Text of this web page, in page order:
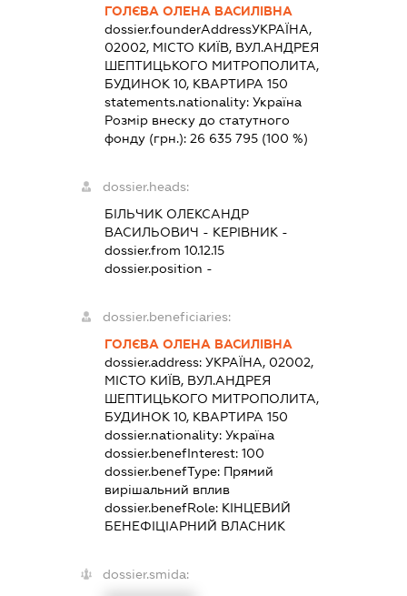
ГОЛЄВА ОЛЕНА ВАСИЛІВНА
dossier.founderAddressУКРАЇНА,
02002, МІСТО КИЇВ, ВУЛ.АНДРЕЯ
ШЕПТИЦЬКОГО МИТРОПОЛИТА,
БУДИНОК 10, КВАРТИРА 150
statements.nationality: Україна
Розмір внеску до статутного
фонду (грн.): 26 635 795(100 %)
dossier.heads:
БІЛЬЧИК ОЛЕКСАНДР
ВАСИЛЬОВИЧ - КЕРІВНИК -
dossier.from 10.12.15
dossier.position -
dossier.beneficiaries:
ГОЛЄВА ОЛЕНА ВАСИЛІВНА
dossier.address: УКРАЇНА, 02002,
МІСТО КИЇВ, ВУЛ.АНДРЕЯ
ШЕПТИЦЬКОГО МИТРОПОЛИТА,
БУДИНОК 10, КВАРТИРА 150
dossier.nationality: Україна
dossier.benefInterest: 100
dossier.benefType: Прямий
вирішальний вплив
dossier.benefRole: КІНЦЕВИЙ
БЕНЕФІЦІАРНИЙ ВЛАСНИК
dossier.smida: